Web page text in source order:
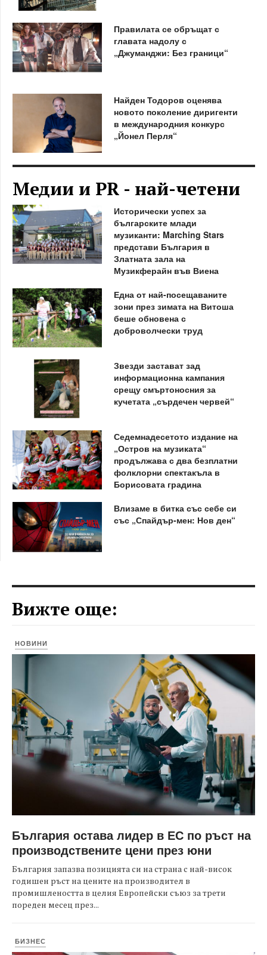
Правилата се обръщат с
главата надолу с
„Джуманджи: Без граници“
Найден Тодоров оценява
новото поколение диригенти
в международния конкурс
„Йонел Перля“
Медии и PR - най-четени
Исторически успех за
българските млади
музиканти: Marching Stars
представи България в
Златната зала на
Музикферайн във Виена
Една от най-посещаваните
зони през зимата на Витоша
беше обновена с
доброволчески труд
Звезди застават зад
информационна кампания
срещу смъртоносния за
кучетата „сърдечен червей“
Седемнадесетото издание на
„Остров на музиката“
продължава с два безплатни
фолклорни спектакъла в
Борисовата градина
Влизаме в битка със себе си
със „Спайдър-мен: Нов ден“
Вижте още:
НОВИНИ
България остава лидер в ЕС по ръст на
производствените цени през юни
България запазва позицията си на страна с най-висок
годишен ръст на цените на производител в
промишлеността в целия Европейски съюз за трети
пореден месец през...
БИЗНЕС